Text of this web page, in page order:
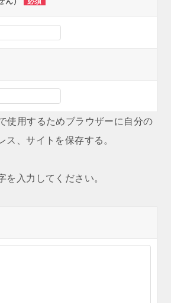
使用するためブラウザーに自分の
ス、サイトを保存する。
を入力してください。